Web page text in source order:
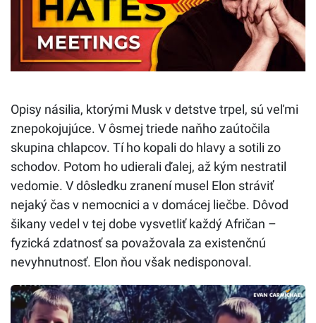
Opisy násilia, ktorými Musk v detstve trpel, sú veľmi
znepokojujúce. V ôsmej triede naňho zaútočila
skupina chlapcov. Tí ho kopali do hlavy a sotili zo
schodov. Potom ho udierali ďalej, až kým nestratil
vedomie. V dôsledku zranení musel Elon stráviť
nejaký čas v nemocnici a v domácej liečbe. Dôvod
šikany vedel v tej dobe vysvetliť každý Afričan –
fyzická zdatnosť sa považovala za existenčnú
nevyhnutnosť. Elon ňou však nedisponoval.